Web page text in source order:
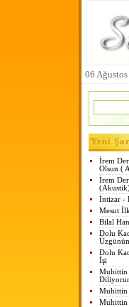
06
Yeni
İrem
Olsun (
İrem
İntizar -
Mesut
Bilal
Dolu
Dolu
İşi
Muhittin
Muhittin
Muhittin